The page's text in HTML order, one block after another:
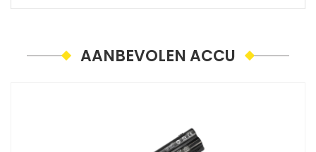
AANBEVOLEN ACCU